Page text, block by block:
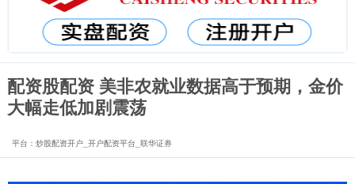
配资股配资 美非农就业数据高于预期，金价
大幅走低加剧震荡
平台：炒股配资开户_开户配资平台_联华证券